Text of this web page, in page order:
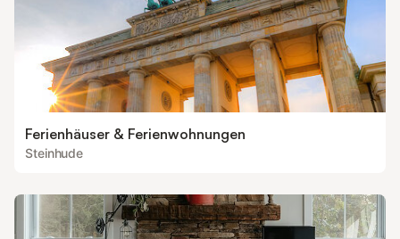
Ferienhäuser & Ferienwohnungen
Steinhude